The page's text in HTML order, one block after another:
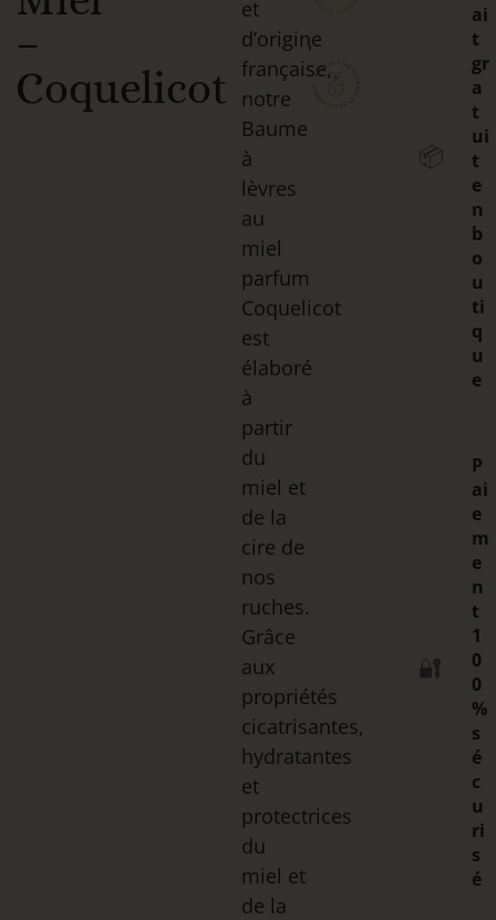
–
Coquelicot
et
d’origine
française,
notre
Baume
à
lèvres
au
miel
parfum
Coquelicot
est
élaboré
à
partir
du
miel et
de la
cire de
nos
ruches.
Grâce
aux
propriétés
cicatrisantes,
hydratantes
et
protectrices
du
miel et
de la
,
📦
ai
t
gr
a
t
ui
t
e
n
b
o
u
ti
q
u
e
🔐
P
ai
e
m
e
n
t
1
0
0
%
s
é
c
u
ri
s
é